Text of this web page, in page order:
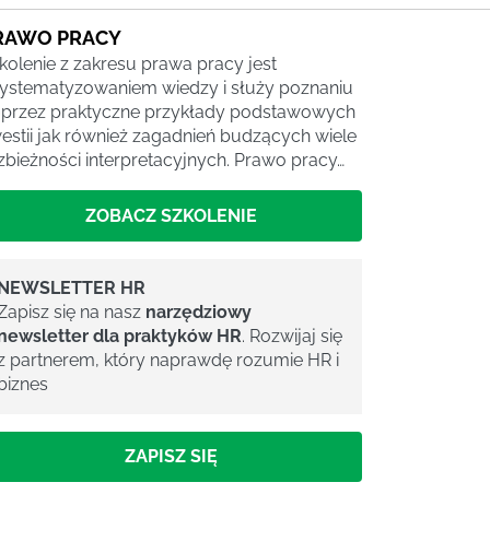
PRACY
z zakresu prawa pracy jest
wiedzy i służy poznaniu
praktyczne przykłady podstawowych
jak również zagadnień budzących wiele
interpretacyjnych. Prawo pracy…
ZOBACZ SZKOLENIE
HR
się na nasz narzędziowy
dla praktyków HR. Rozwijaj się
partnerem, który naprawdę rozumie HR i
ZAPISZ SIĘ